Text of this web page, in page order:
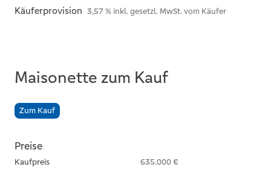
Käuferprovision 3,57 % inkl. gesetzl. MwSt. vom Käufer
Maisonette zum Kauf
Zum Kauf
Preise
Kaufpreis 635.000 €